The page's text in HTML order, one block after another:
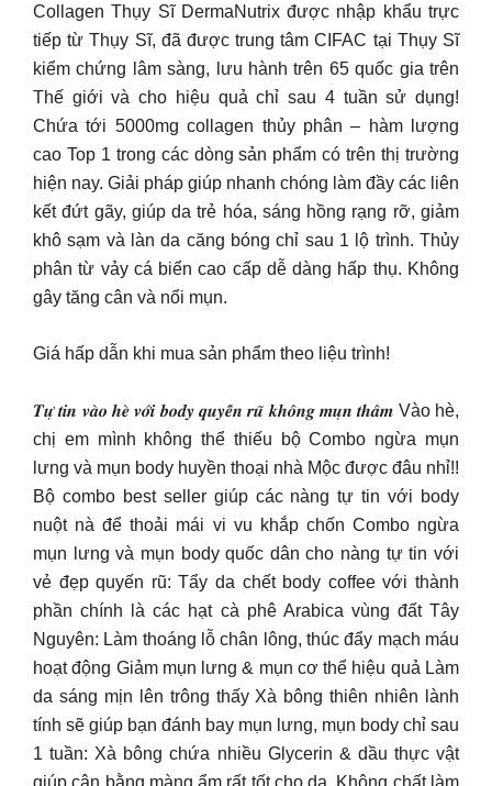
Collagen Thụy Sĩ DermaNutrix được nhập khẩu trực
tiếp từ Thụy Sĩ, đã được trung tâm CIFAC tại Thụy Sĩ
kiểm chứng lâm sàng, lưu hành trên 65 quốc gia trên
Thế giới và cho hiệu quả chỉ sau 4 tuần sử dụng!
Chứa tới 5000mg collagen thủy phân – hàm lượng
cao Top 1 trong các dòng sản phẩm có trên thị trường
hiện nay. Giải pháp giúp nhanh chóng làm đầy các liên
kết đứt gãy, giúp da trẻ hóa, sáng hồng rạng rỡ, giảm
khô sạm và làn da căng bóng chỉ sau 1 lộ trình. Thủy
phân từ vảy cá biển cao cấp dễ dàng hấp thụ. Không
gây tăng cân và nổi mụn.
Giá hấp dẫn khi mua sản phẩm theo liệu trình!
𝑻𝒖̛̣ 𝒕𝒊𝒏 𝒗𝒂̀𝒐 𝒉𝒆̀ 𝒗𝒐̛́𝒊 𝒃𝒐𝒅𝒚 𝒒𝒖𝒚𝒆̂́𝒏 𝒓𝒖̃ 𝒌𝒉𝒐̂𝒏𝒈 𝒎𝒖̣𝒏 𝒕𝒉𝒂̂𝒎 Vào hè,
chị em mình không thể thiếu bộ Combo ngừa mụn
lưng và mụn body huyền thoại nhà Mộc được đâu nhỉ!!
Bộ combo best seller giúp các nàng tự tin với body
nuột nà để thoải mái vi vu khắp chốn Combo ngừa
mụn lưng và mụn body quốc dân cho nàng tự tin với
vẻ đẹp quyến rũ: Tẩy da chết body coffee với thành
phần chính là các hạt cà phê Arabica vùng đất Tây
Nguyên: Làm thoáng lỗ chân lông, thúc đẩy mạch máu
hoạt động Giảm mụn lưng & mụn cơ thể hiệu quả Làm
da sáng mịn lên trông thấy Xà bông thiên nhiên lành
tính sẽ giúp bạn đánh bay mụn lưng, mụn body chỉ sau
1 tuần: Xà bông chứa nhiều Glycerin & dầu thực vật
giúp cân bằng màng ẩm rất tốt cho da. Không chất làm